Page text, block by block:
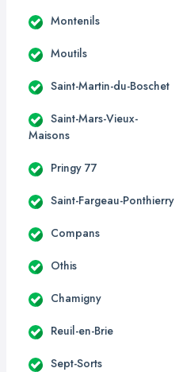
Montenils
Moutils
Saint-Martin-du-Boschet
Saint-Mars-Vieux-
Maisons
Pringy 77
Saint-Fargeau-Ponthierry
Compans
Othis
Chamigny
Reuil-en-Brie
Sept-Sorts